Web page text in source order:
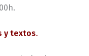
y textos.